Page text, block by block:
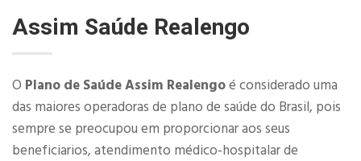
Assim Saúde Realengo
O Plano de Saúde Assim Realengoé considerado uma
das maiores operadoras de plano de saúde do Brasil, pois
sempre se preocupou em proporcionar aos seus
beneficiarios, atendimento médico-hospitalar de